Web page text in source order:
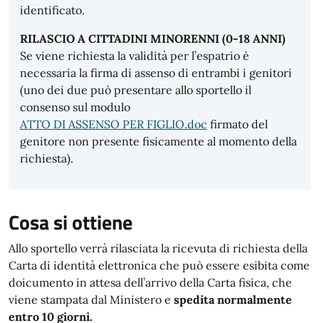
identificato.
RILASCIO A CITTADINI MINORENNI (0-18 ANNI)
Se viene richiesta la validità per l’espatrio è
necessaria la firma di assenso di entrambi i genitori
(uno dei due può presentare allo sportello il
consenso sul modulo
ATTO DI ASSENSO PER FIGLIO.doc firmato del
genitore non presente fisicamente al momento della
richiesta).
Cosa si ottiene
Allo sportello verrà rilasciata la ricevuta di richiesta della
Carta di identità elettronica che può essere esibita come
doicumento in attesa dell’arrivo della Carta fisica, che
viene stampata dal Ministero e spedita normalmente
entro 10 giorni.